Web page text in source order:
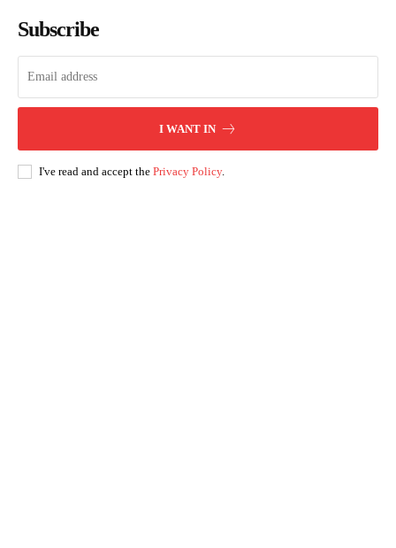
Subscribe
I WANT IN
I've read and accept the Privacy Policy.